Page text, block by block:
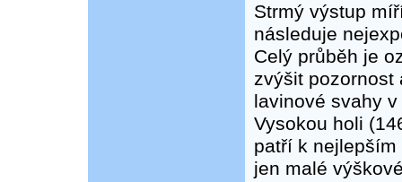
Strmý výstup
následuje
Celý průběh je
zvýšit pozornost
lavinové svahy
Vysokou holi
patří k
jen malé